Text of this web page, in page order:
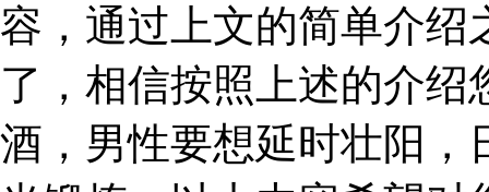
容，通过上文的简单介绍
了，相信按照上述的介
酒，男性要想延时壮阳，